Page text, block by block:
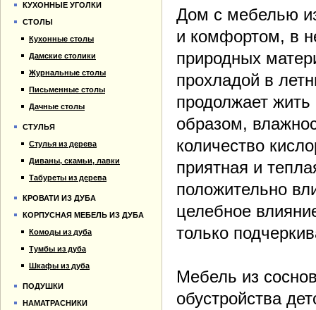
Дом с мебелью
и комфортом, в
природных
прохладой в
продолжает
образом,
количество
приятная и
положительно
целебное
только
Мебель из
обустройства
КУХОННЫЕ УГОЛКИ
СТОЛЫ
Кухонные столы
Дамские столики
Журнальные столы
Письменные столы
Дачные столы
СТУЛЬЯ
Стулья из дерева
Диваны, скамьи, лавки
Табуреты из дерева
КРОВАТИ ИЗ ДУБА
КОРПУСНАЯ МЕБЕЛЬ ИЗ ДУБА
Комоды из дуба
Тумбы из дуба
Шкафы из дуба
ПОДУШКИ
НАМАТРАСНИКИ